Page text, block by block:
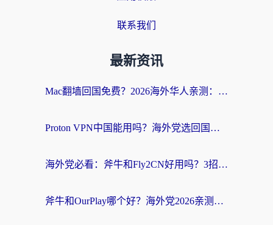
联系我们
最新资讯
Mac翻墙回国免费？2026海外华人亲测：从CCTV5直播到国内APP，这样选加速器才靠谱
Proton VPN中国能用吗？海外党选回国加速器的避坑指南（附番茄加速器实测）
海外党必看：斧牛和Fly2CN好用吗？3招教你选对回国加速器（附免费试用攻略）
斧牛和OurPlay哪个好？海外党2026亲测：选对加速器，国内资源秒加载